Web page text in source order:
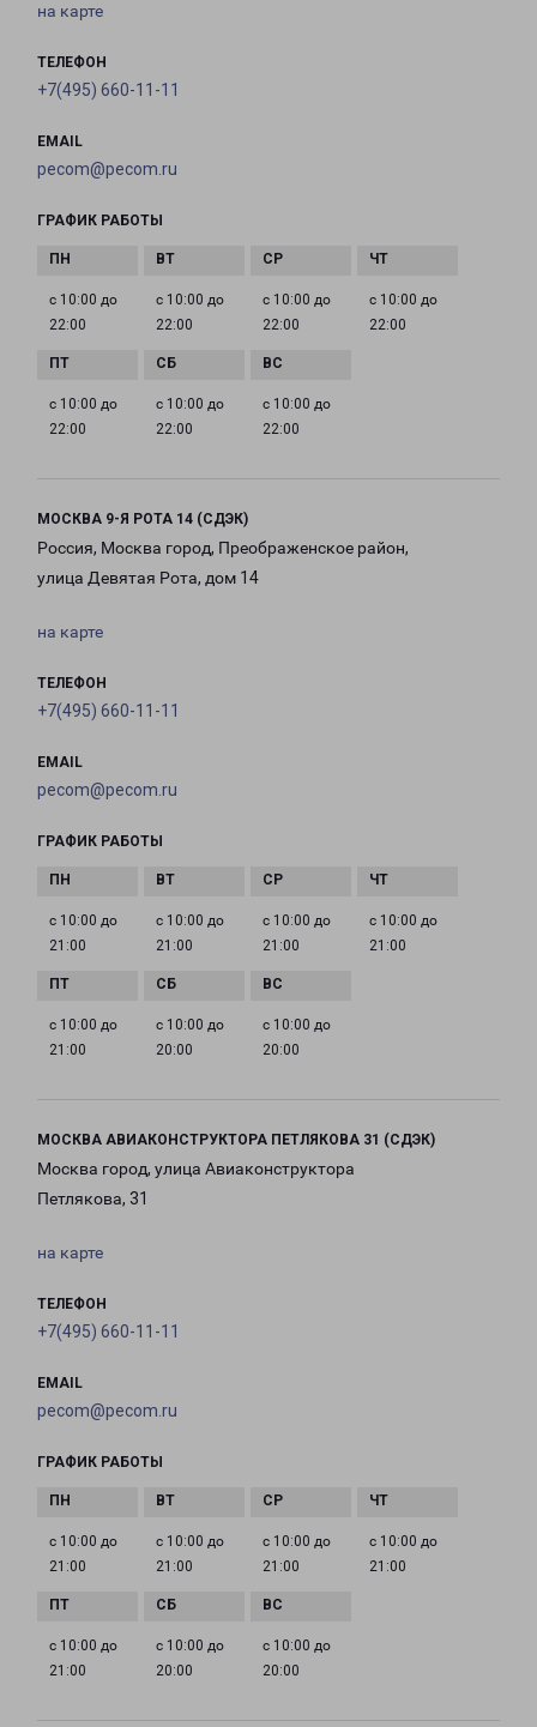
на карте
ТЕЛЕФОН
+7(495) 660-11-11
EMAIL
pecom@pecom.ru
ГРАФИК РАБОТЫ
с 10:00 до
22:00
с 10:00 до
22:00
с 10:00 до
22:00
с 10:00 до
22:00
с 10:00 до
22:00
с 10:00 до
22:00
с 10:00 до
22:00
МОСКВА 9-Я РОТА 14 (СДЭК)
Россия, Москва город, Преображенское район,
улица Девятая Рота, дом 14
на карте
ТЕЛЕФОН
+7(495) 660-11-11
EMAIL
pecom@pecom.ru
ГРАФИК РАБОТЫ
с 10:00 до
21:00
с 10:00 до
21:00
с 10:00 до
21:00
с 10:00 до
21:00
с 10:00 до
21:00
с 10:00 до
20:00
с 10:00 до
20:00
МОСКВА АВИАКОНСТРУКТОРА ПЕТЛЯКОВА 31 (СДЭК)
Москва город, улица Авиаконструктора
Петлякова, 31
на карте
ТЕЛЕФОН
+7(495) 660-11-11
EMAIL
pecom@pecom.ru
ГРАФИК РАБОТЫ
с 10:00 до
21:00
с 10:00 до
21:00
с 10:00 до
21:00
с 10:00 до
21:00
с 10:00 до
21:00
с 10:00 до
20:00
с 10:00 до
20:00